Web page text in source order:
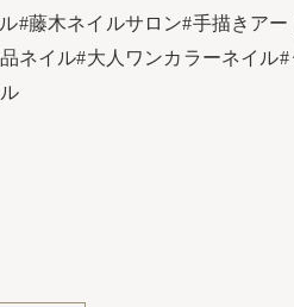
藤木ネイルサロン#手描きア
イル#大人ワンカラーネイル